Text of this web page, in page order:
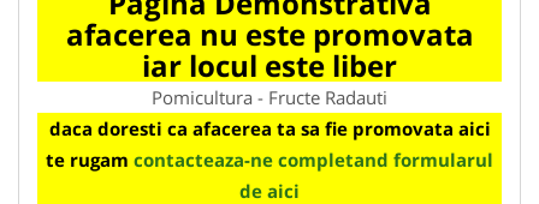
afacerea nu este promovata
iar locul este liber
Pomicultura - Fructe Radauti
daca doresti ca afacerea ta sa fie promovata aici
te rugam contacteaza-ne completand formularul
de aici